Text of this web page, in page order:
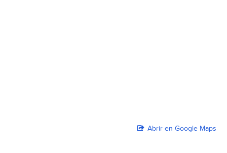
Abrir en Google Maps